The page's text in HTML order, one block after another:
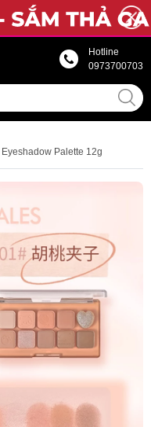
Hotline
0973700703
Palette 12g